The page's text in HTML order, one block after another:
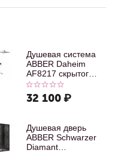
Душевая система
ABBER Daheim
AF8217 скрытого
монтажа с
изливом, хром
32 100 ₽
Душевая дверь
ABBER Schwarzer
Diamant